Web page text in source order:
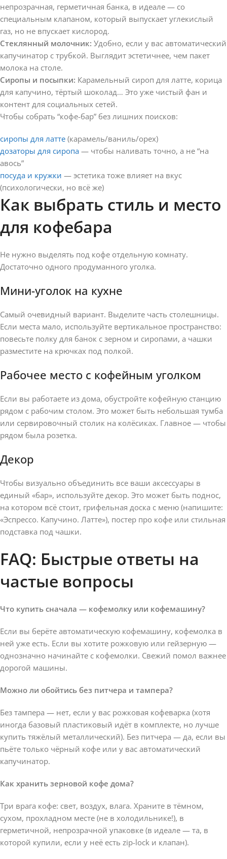
непрозрачная, герметичная банка, в идеале — со
специальным клапаном, который выпускает углекислый
газ, но не впускает кислород.
Стеклянный молочник: Удобно, если у вас автоматический
капучинатор с трубкой. Выглядит эстетичнее, чем пакет
молока на столе.
Сиропы и посыпки: Карамельный сироп для латте, корица
для капучино, тёртый шоколад… Это уже чистый фан и
контент для социальных сетей.
Чтобы собрать “кофе-бар” без лишних поисков:
сиропы для латте (карамель/ваниль/орех)
дозаторы для сиропа — чтобы наливать точно, а не “на
авось”
посуда и кружки — эстетика тоже влияет на вкус
(психологически, но всё же)
Как выбрать стиль и место
для кофебара
Не нужно выделять под кофе отдельную комнату.
Достаточно одного продуманного уголка.
Мини-уголок на кухне
Самый очевидный вариант. Выделите часть столешницы.
Если места мало, используйте вертикальное пространство:
повесьте полку для банок с зерном и сиропами, а чашки
разместите на крючках под полкой.
Рабочее место с кофейным уголком
Если вы работаете из дома, обустройте кофейную станцию
рядом с рабочим столом. Это может быть небольшая тумба
или сервировочный столик на колёсиках. Главное — чтобы
рядом была розетка.
Декор
Чтобы визуально объединить все ваши аксессуары в
единый «бар», используйте декор. Это может быть поднос,
на котором всё стоит, грифельная доска с меню (напишите:
«Эспрессо. Капучино. Латте»), постер про кофе или стильная
подставка под чашки.
FAQ: Быстрые ответы на
частые вопросы
Что купить сначала — кофемолку или кофемашину?
Если вы берёте автоматическую кофемашину, кофемолка в
ней уже есть. Если вы хотите рожковую или гейзерную —
однозначно начинайте с кофемолки. Свежий помол важнее
дорогой машины.
Можно ли обойтись без питчера и тампера?
Без тампера — нет, если у вас рожковая кофеварка (хотя
иногда базовый пластиковый идёт в комплекте, но лучше
купить тяжёлый металлический). Без питчера — да, если вы
пьёте только чёрный кофе или у вас автоматический
капучинатор.
Как хранить зерновой кофе дома?
Три врага кофе: свет, воздух, влага. Храните в тёмном,
сухом, прохладном месте (не в холодильнике!), в
герметичной, непрозрачной упаковке (в идеале — та, в
которой купили, если у неё есть zip-lock и клапан).